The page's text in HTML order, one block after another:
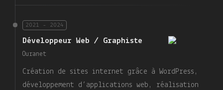
2021 - 2024
Développeur Web / Graphiste
Ouranet
Création de sites internet grâce à WordPress,
développement d’applications web, réalisation